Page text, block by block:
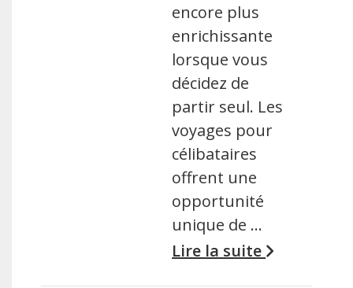
encore plus
enrichissante
lorsque vous
décidez de
partir seul. Les
voyages pour
célibataires
offrent une
opportunité
unique de …
Lire la suite